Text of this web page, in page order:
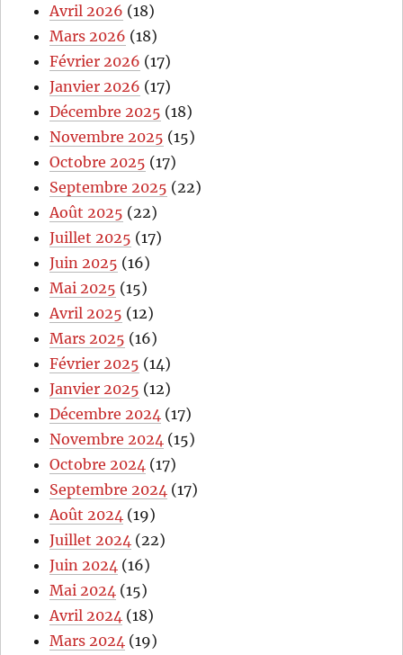
Avril 2026 (18)
Mars 2026 (18)
Février 2026 (17)
Janvier 2026 (17)
Décembre 2025 (18)
Novembre 2025 (15)
Octobre 2025 (17)
Septembre 2025 (22)
Août 2025 (22)
Juillet 2025 (17)
Juin 2025 (16)
Mai 2025 (15)
Avril 2025 (12)
Mars 2025 (16)
Février 2025 (14)
Janvier 2025 (12)
Décembre 2024 (17)
Novembre 2024 (15)
Octobre 2024 (17)
Septembre 2024 (17)
Août 2024 (19)
Juillet 2024 (22)
Juin 2024 (16)
Mai 2024 (15)
Avril 2024 (18)
Mars 2024 (19)